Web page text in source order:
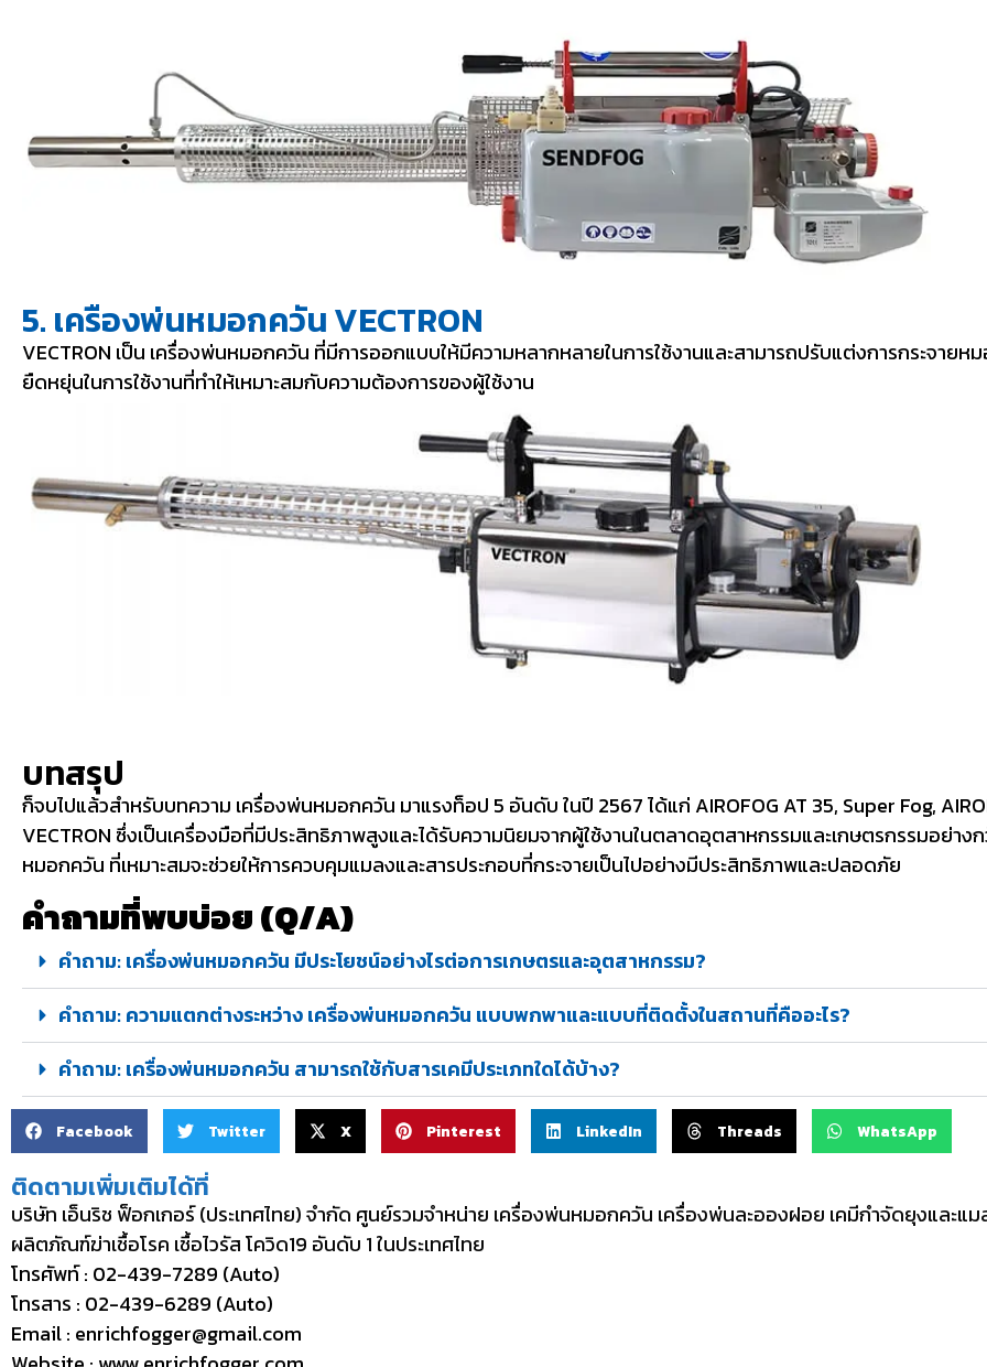
5. เครืองพ่นหมอกควัน VECTRON
VECTRON เป็น เครื่องพ่นหมอกควัน ที่มีการออกแบบให้มีความหลากหลายในการใช้งานและสามารถปรับแต่งการกระจาย
ยืดหยุ่นในการใช้งานที่ทำให้เหมาะสมกับความต้องการของผู้ใช้งาน
บทสรุป
ก็จบไปแล้วสำหรับบทความ เครื่องพ่นหมอกควัน มาแรงท็อป 5 อันดับ ในปี 2567 ได้แก่ AIROFOG AT 35, Super Fog,
VECTRON ซึ่งเป็นเครื่องมือที่มีประสิทธิภาพสูงและได้รับความนิยมจากผู้ใช้งานในตลาดอุตสาหกรรมและเกษตรกรรมอย่างก
หมอกควัน ที่เหมาะสมจะช่วยให้การควบคุมแมลงและสารประกอบที่กระจายเป็นไปอย่างมีประสิทธิภาพและปลอดภัย
คำถามที่พบบ่อย (Q/A)
คำถาม: เครื่องพ่นหมอกควัน มีประโยชน์อย่างไรต่อการเกษตรและอุตสาหกรรม?
คำถาม: ความแตกต่างระหว่าง เครื่องพ่นหมอกควัน แบบพกพาและแบบที่ติดตั้งในสถานที่คืออะไร?
คำถาม: เครื่องพ่นหมอกควัน สามารถใช้กับสารเคมีประเภทใดได้บ้าง?
Facebook Twitter X Pinterest LinkedIn Threads WhatsApp
ติดตามเพิ่มเติมได้ที่
บริษัท เอ็นริช ฟ็อกเกอร์ (ประเทศไทย) จำกัด ศูนย์รวมจำหน่าย เครื่องพ่นหมอกควัน เครื่องพ่นละอองฝอย เคมีกำจัดยุงและแม
ผลิตภัณฑ์ฆ่าเชื้อโรค เชื้อไวรัส โควิด19 อันดับ 1 ในประเทศไทย
โทรศัพท์ : 02-439-7289 (Auto)
โทรสาร : 02-439-6289 (Auto)
Email : enrichfogger@gmail.com